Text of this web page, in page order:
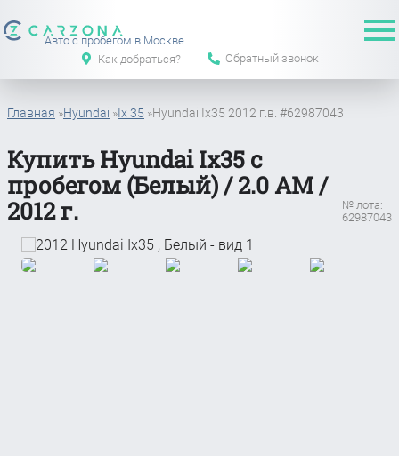
Авто с пробегом в Москве
Как добраться?
Обратный звонок
Главная »Hyundai »Ix 35 »Hyundai Ix35 2012 г.в. #62987043
Купить Hyundai Ix35 с
пробегом (Белый) / 2.0 АМ /
2012 г.
№ лота:
62987043